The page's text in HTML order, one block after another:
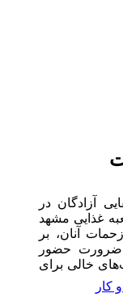
کار
آزادگان در
غذایی مشهد
آنان، بر
ضرورت حضور
خالی برای